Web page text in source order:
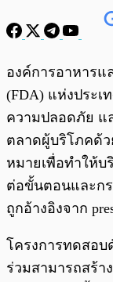
องค์การอาหารแล
(FDA) แห่งประ
ความปลอดภัย
ตลาดผู้บริโภคด้ว
หมายเพื่อทำให้
ต่อขั้นตอนและก
ถูกอ้างอิงจาก
โครงการทดสอบ
ร่วมสามารถสร้า